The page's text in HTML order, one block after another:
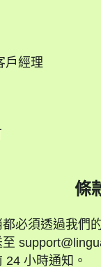
戶經理
條
必須透過我們
小時通知。